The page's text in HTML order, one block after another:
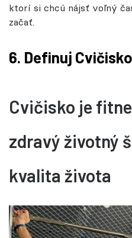
ktorí si chcú nájsť voľný
začať.
6. Definuj
Cvičisko je
zdravý životný
kvalita života